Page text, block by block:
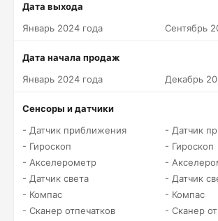
Дата выхода
Январь 2024 года
Сентябрь
Дата начала продаж
Январь 2024 года
Декабрь
Сенсоры и датчики
- Датчик приближения
- Гироскоп
- Акселерометр
- Датчик света
- Компас
- Сканер отпечатков
- Датчик
- Гироскоп
-
- Датчик
- Компас
- Сканер